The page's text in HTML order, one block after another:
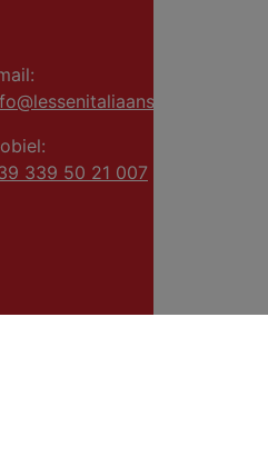
339 50 21 007